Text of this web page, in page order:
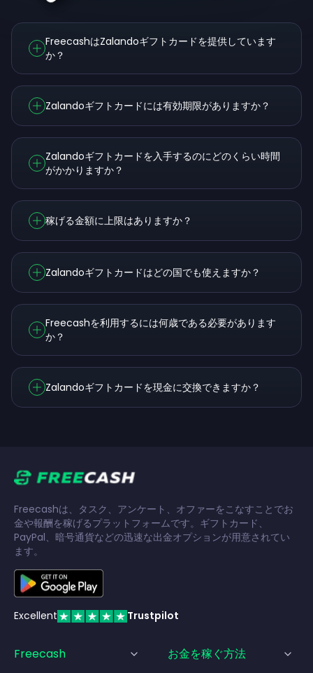
FreecashはZalandoギフトカードを提供しています
か？
Zalandoギフトカードには有効期限がありますか？
Zalandoギフトカードを入手するのにどのくらい時間
がかかりますか？
稼げる金額に上限はありますか？
Zalandoギフトカードはどの国でも使えますか？
Freecashを利用するには何歳である必要があります
か？
Zalandoギフトカードを現金に交換できますか？
Freecashは、タスク、アンケート、オファーをこなすことでお
金や報酬を稼げるプラットフォームです。ギフトカード、
PayPal、暗号通貨などの迅速な出金オプションが用意されてい
ます。
Excellent Trustpilot
Freecash お金を稼ぐ方法